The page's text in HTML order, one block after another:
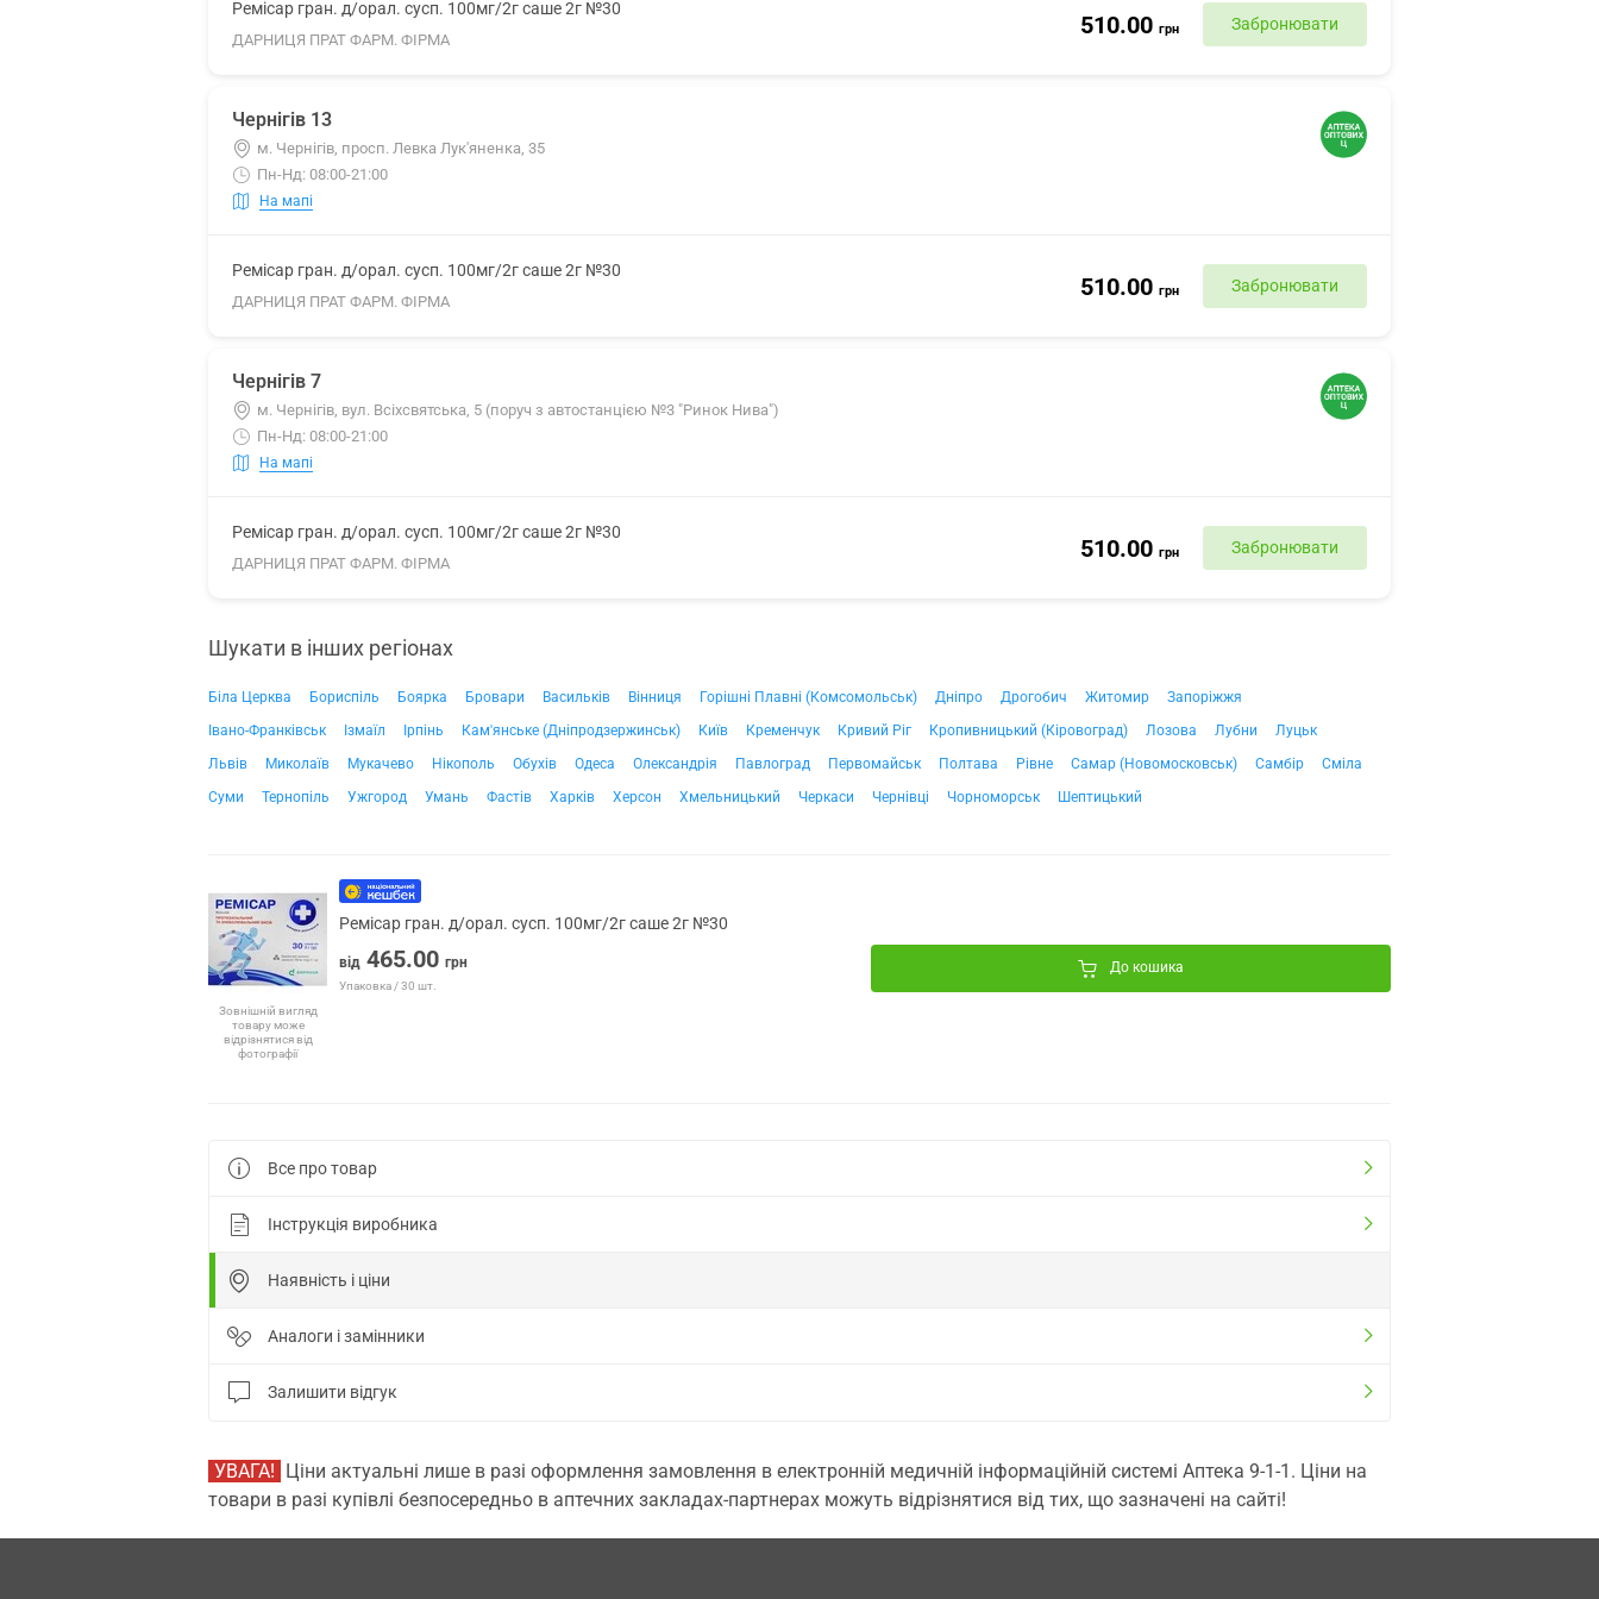
Ремісар гран. д/орал. сусп. 100мг/2г саше 2г №30
ДАРНИЦЯ ПРАТ ФАРМ. ФІРМА
510.00 грн Забронювати
Чернігів 13
м. Чернігів, просп. Левка Лук'яненка, 35
Пн-Нд: 08:00-21:00
На мапі
Ремісар гран. д/орал. сусп. 100мг/2г саше 2г №30
ДАРНИЦЯ ПРАТ ФАРМ. ФІРМА
510.00 грн Забронювати
Чернігів 7
м. Чернігів, вул. Всіхсвятська, 5 (поруч з автостанцією №3 "Ринок Нива")
Пн-Нд: 08:00-21:00
На мапі
Ремісар гран. д/орал. сусп. 100мг/2г саше 2г №30
ДАРНИЦЯ ПРАТ ФАРМ. ФІРМА
510.00 грн Забронювати
Шукати в інших регіонах
Біла Церква Бориспіль Боярка Бровари Васильків Вінниця Горішні Плавні (Комсомольськ) Дніпро Дрогобич Житомир
Запоріжжя
Івано-Франківськ
Ізмаїл Ірпінь Кам'янське (Дніпродзержинськ) Київ Кременчук Кривий Ріг Кропивницький (Кіровоград) Лозова Лубни
Луцьк
Львів
Миколаїв Мукачево Нікополь Обухів Одеса Олександрія Павлоград Первомайськ Полтава Рівне Самар (Новомосковськ) Самбір
Сміла
Суми
Тернопіль Ужгород Умань Фастів Харків Херсон Хмельницький Черкаси Чернівці Чорноморськ Шептицький
Зовнішній вигляд
товару може
відрізнятися від
фотографії
Ремісар гран. д/орал. сусп. 100мг/2г саше 2г №30
від 465.00 грн
Упаковка / 30 шт.
До кошика
Все про товар
Інструкція виробника
Наявність і ціни
Аналоги і замінники
Залишити відгук
УВАГА! Ціни актуальні лише в разі оформлення замовлення в електронній медичній інформаційній системі Аптека 9-1-1. Ціни на
товари в разі купівлі безпосередньо в аптечних закладах-партнерах можуть відрізнятися від тих, що зазначені на сайті!